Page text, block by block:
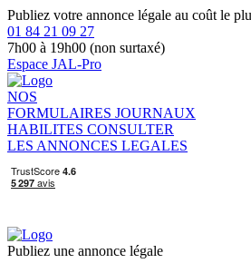
Publiez votre annonce légale au coût le
01 84 21 09 27
7h00 à 19h00 (non surtaxé)
Espace JAL-Pro
NOS
FORMULAIRES JOURNAUX
HABILITES CONSULTER
LES ANNONCES LEGALES
Publiez une annonce légale